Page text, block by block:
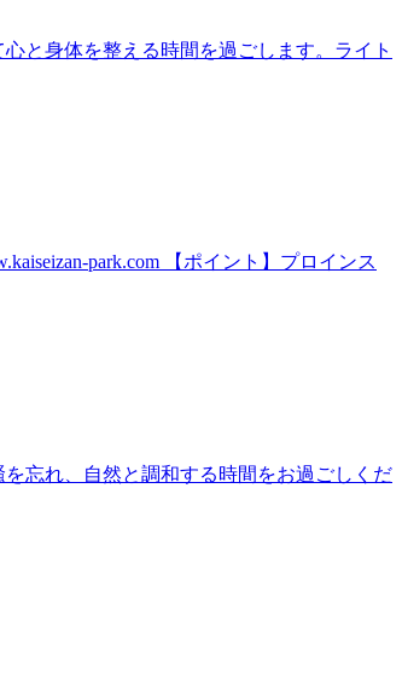
と身体を整える時間を過ごします。ライト
park.com 【ポイント】プロインス
忘れ、自然と調和する時間をお過ごしくだ